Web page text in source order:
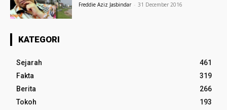
Freddie Aziz Jasbindar - 31 December 2016
KATEGORI
Sejarah
461
Fakta
319
Berita
266
Tokoh
193